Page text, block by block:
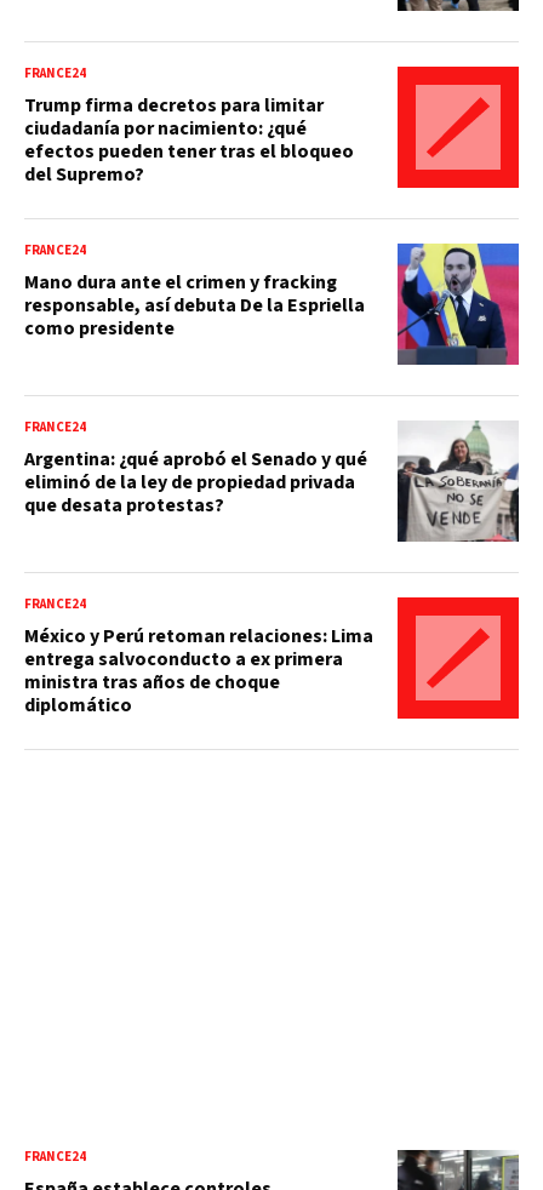
FRANCE24
Trump firma decretos para limitar
ciudadanía por nacimiento: ¿qué
efectos pueden tener tras el bloqueo
del Supremo?
FRANCE24
Mano dura ante el crimen y fracking
responsable, así debuta De la Espriella
como presidente
FRANCE24
Argentina: ¿qué aprobó el Senado y qué
eliminó de la ley de propiedad privada
que desata protestas?
FRANCE24
México y Perú retoman relaciones: Lima
entrega salvoconducto a ex primera
ministra tras años de choque
diplomático
FRANCE24